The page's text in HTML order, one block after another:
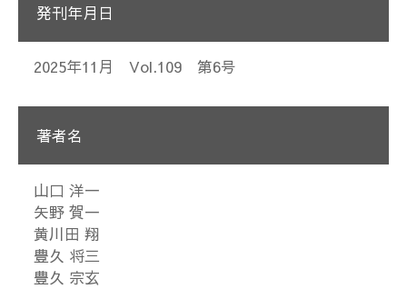
発刊年月日
2025年11月 Vol.109 第6号
著者名
山口 洋一
矢野 賀一
黄川田 翔
豊久 将三
豊久 宗玄